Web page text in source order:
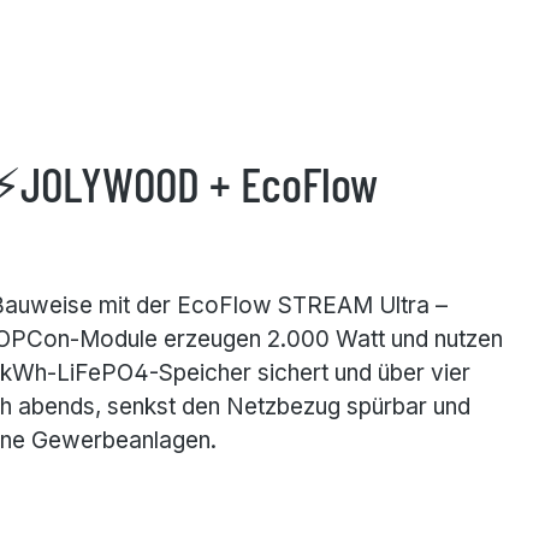
+ EcoFlow
mit der EcoFlow STREAM Ultra –
Module erzeugen 2.000 Watt und nutzen
LiFePO4-Speicher sichert und über vier
abends, senkst den Netzbezug spürbar und
Gewerbeanlagen.